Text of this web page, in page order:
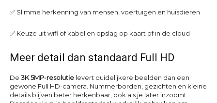
✅ Slimme herkenning van mensen, voertuigen en huisdieren
✅ Keuze uit wifi of kabel en opslag op kaart of in de cloud
Meer detail dan standaard Full HD
De 3K 5MP-resolutie levert duidelijkere beelden dan een
gewone Full HD-camera. Nummerborden, gezichten en kleine
details blijven beter herkenbaar, ook als je later inzoomt.